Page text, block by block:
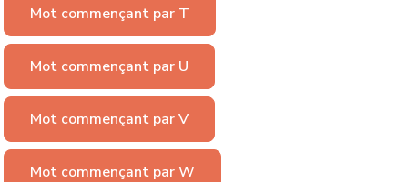
Mot commençant par T
Mot commençant par U
Mot commençant par V
Mot commençant par W